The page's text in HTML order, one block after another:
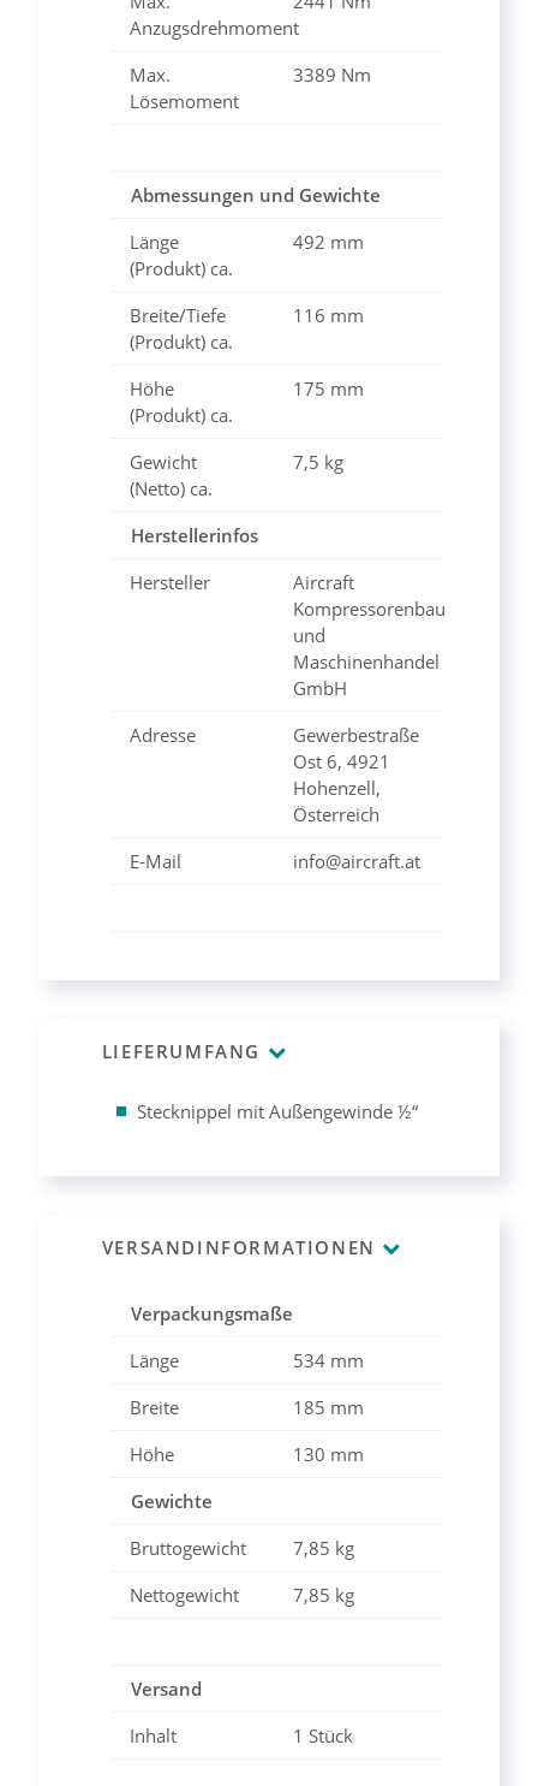
Anzugsdrehmoment
Max.
Lösemoment
3389 Nm
Abmessungen und Gewichte
Länge
(Produkt) ca.
492 mm
Breite/Tiefe
(Produkt) ca.
116 mm
Höhe
(Produkt) ca.
175 mm
Gewicht
(Netto) ca.
7,5 kg
Herstellerinfos
Hersteller
Aircraft
Kompressorenbau
und
Maschinenhandel
GmbH
Adresse
Gewerbestraße
Ost 6, 4921
Hohenzell,
Österreich
E-Mail
info@aircraft.at
LIEFERUMFANG
Stecknippel mit Außengewinde ½“
VERSANDINFORMATIONEN
Verpackungsmaße
Länge
534 mm
Breite
185 mm
Höhe
130 mm
Gewichte
Bruttogewicht
7,85 kg
Nettogewicht
7,85 kg
Versand
Inhalt
1 Stück